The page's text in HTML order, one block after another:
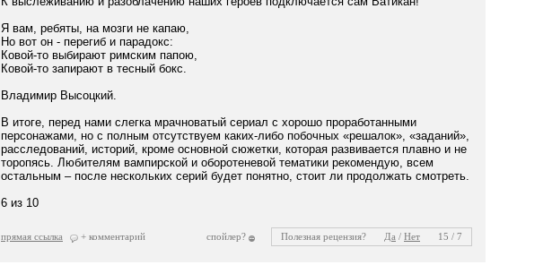
Я вам, ребяты, на мозги не капаю,
Но вот он - перегиб и парадокс:
Ковой-то выбирают римским папою,
Ковой-то запирают в тесный бокс.
Владимир Высоцкий.
В итоге, перед нами слегка мрачноватый сериал с хорошо проработанными
персонажами, но с полным отсутствуем каких-либо побочных «решалок», «заданий»,
расследований, историй, кроме основной сюжетки, которая развивается плавно и не
торопясь. Любителям вампирской и оборотеневой тематики рекомендую, всем
остальным – после нескольких серий будет понятно, стоит ли продолжать смотреть.
6 из 10
прямая ссылка + комментарий Полезная рецензия?
спойлер? Да / Нет 15 / 7